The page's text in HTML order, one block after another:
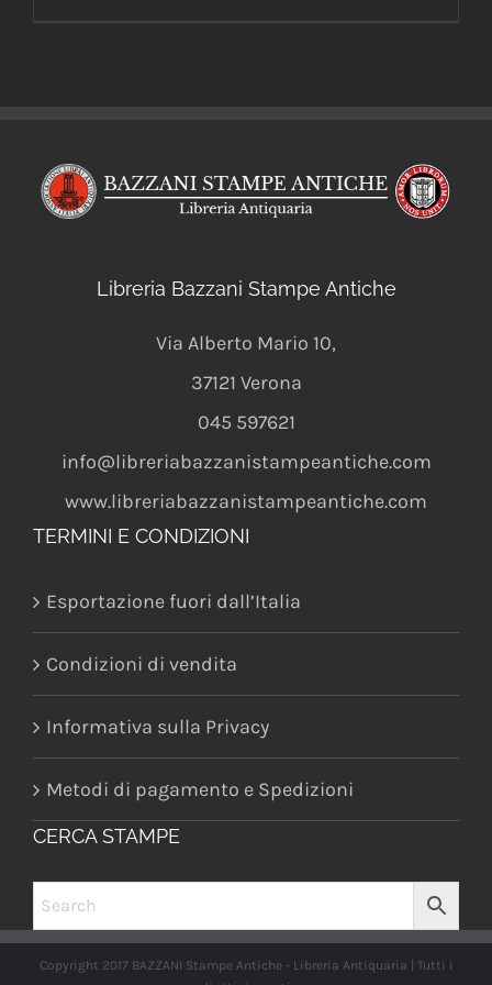
Libreria Bazzani Stampe Antiche
Via Alberto Mario 10,
37121 Verona
045 597621
info@libreriabazzanistampeantiche.com
www.libreriabazzanistampeantiche.com
TERMINI E CONDIZIONI
Esportazione fuori dall’Italia
Condizioni di vendita
Informativa sulla Privacy
Metodi di pagamento e Spedizioni
CERCA STAMPE
Copyright 2017 BAZZANI Stampe Antiche - Libreria Antiquaria | Tutti i